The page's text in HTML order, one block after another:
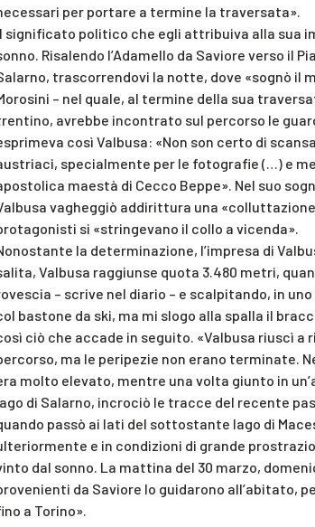
per portare a termine la traversata».
significato politico che egli attribuiva alla sua
Risalendo l’Adamello da Saviore verso il
trascorrendovi la notte, dove «sognò il
– nel quale, al termine della sua
avrebbe incontrato sul percorso le
così Valbusa: «Non son certo di
specialmente per le fotografie (…) e
maestà di Cecco Beppe». Nel suo
vagheggiò addirittura una
si «stringevano il collo a vicenda».
la determinazione, l’impresa di
Valbusa raggiunse quota 3.480 metri,
– scrive nel diario – e scalpitando, in
bastone da ski, ma mi slogo alla spalla il
ciò che accade in seguito. «Valbusa riuscì a
ma le peripezie non erano terminate.
molto elevato, mentre una volta giunto in
di Salarno, incrociò le tracce del recente
passò ai lati del sottostante lago di
e in condizioni di grande
dal sonno. La mattina del 30 marzo,
da Saviore lo guidarono all’abitato,
a Torino».